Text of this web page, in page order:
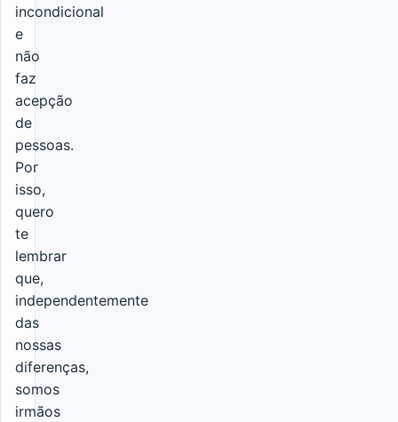
incondicional
e
não
faz
acepção
de
pessoas.
Por
isso,
quero
te
lembrar
que,
independentemente
das
nossas
diferenças,
somos
irmãos